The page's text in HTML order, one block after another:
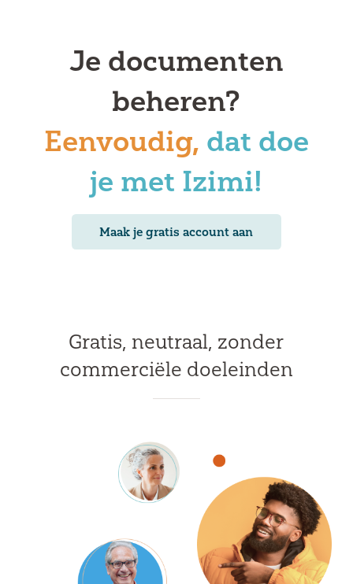
Je documenten
beheren?
Eenvoudig, dat doe
je met Izimi!
Maak je gratis account aan
Gratis, neutraal, zonder
commerciële doeleinden